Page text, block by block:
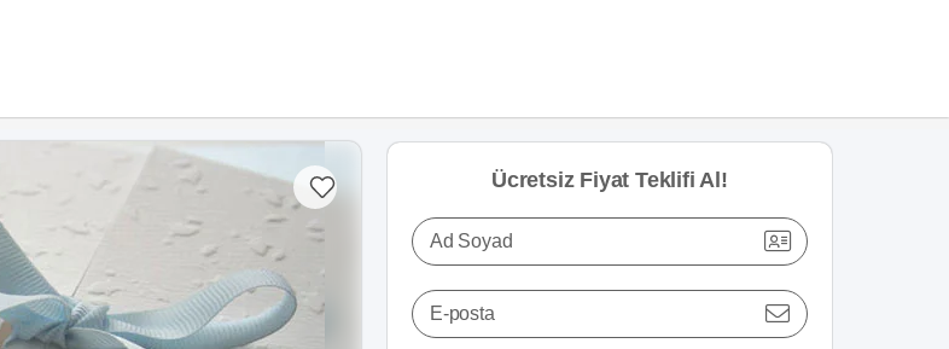
Ücretsiz Fiyat Teklifi Al!
Ad Soyad
E-posta